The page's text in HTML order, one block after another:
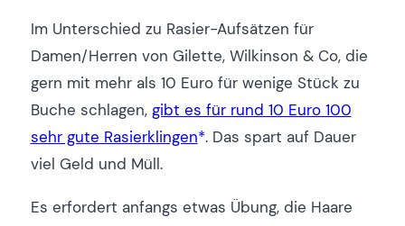
Im Unterschied zu Rasier-Aufsätzen für
Damen/Herren von Gilette, Wilkinson & Co, die
gern mit mehr als 10 Euro für wenige Stück zu
Buche schlagen, gibt es für rund 10 Euro 100
sehr gute Rasierklingen . Das spart auf Dauer
viel Geld und Müll.
Es erfordert anfangs etwas Übung, die Haare